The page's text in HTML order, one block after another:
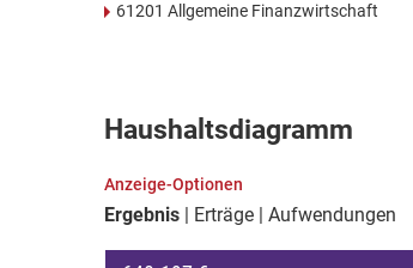
61201 Allgemeine Finanzwirtschaft
Haushaltsdiagramm
Anzeige-Optionen
Ergebnis Erträge Aufwendungen